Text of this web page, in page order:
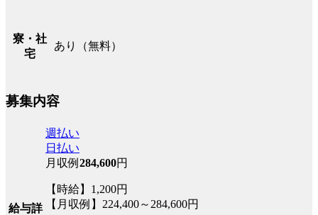
寮・社
宅
あり（無料）
募集内容
給与詳
週払い
日払い
月収例 284,600円
【時給】1,200円
【月収例】224,400～284,600円